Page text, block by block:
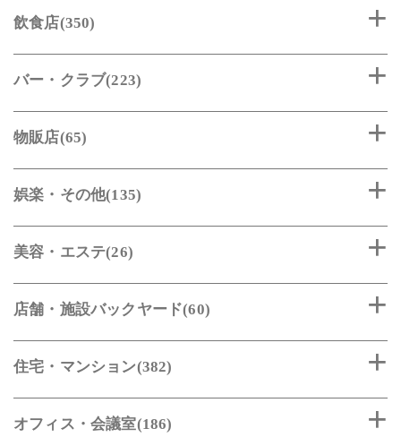
飲食店(350)
バー・クラブ(223)
物販店(65)
娯楽・その他(135)
美容・エステ(26)
店舗・施設バックヤード(60)
住宅・マンション(382)
オフィス・会議室(186)